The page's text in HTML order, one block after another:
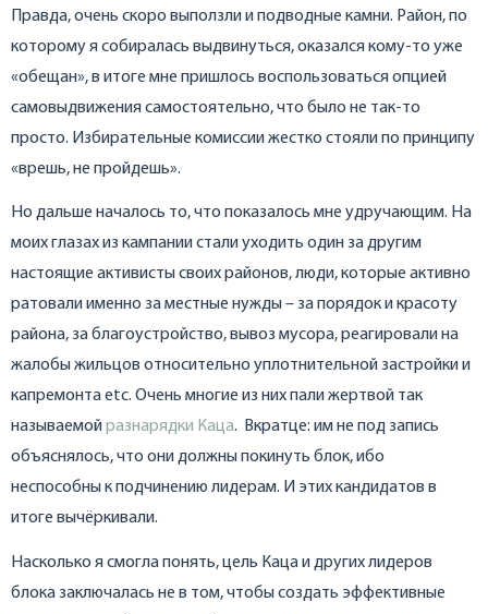
Правда, очень скоро выползли и подводные камни. Район, по
которому я собиралась выдвинуться, оказался кому-то уже
«обещан», в итоге мне пришлось воспользоваться опцией
самовыдвижения самостоятельно, что было не так-то
просто. Избирательные комиссии жестко стояли по принципу
«врешь, не пройдешь».
Но дальше началось то, что показалось мне удручающим. На
моих глазах из кампании стали уходить один за другим
настоящие активисты своих районов, люди, которые активно
ратовали именно за местные нужды – за порядок и красоту
района, за благоустройство, вывоз мусора, реагировали на
жалобы жильцов относительно уплотнительной застройки и
капремонта etc. Очень многие из них пали жертвой так
называемойразнарядки Каца. Вкратце: им не под запись
объяснялось, что они должны покинуть блок, ибо
неспособны к подчинению лидерам. И этих кандидатов в
итоге вычёркивали.
Насколько я смогла понять, цель Каца и других лидеров
блока заключалась не в том, чтобы создать эффективные